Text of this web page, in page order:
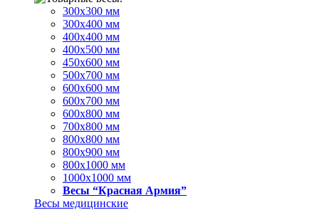
300х300 мм
300х400 мм
400х400 мм
400х500 мм
450х600 мм
500х700 мм
600х600 мм
600х700 мм
600х800 мм
700х800 мм
800х800 мм
800х900 мм
800х1000 мм
1000х1000 мм
Весы “Красная Армия”
Весы медицинские